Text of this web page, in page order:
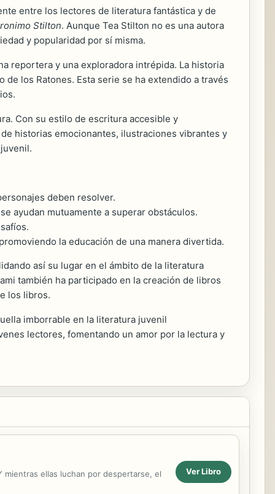
entre los lectores de literatura fantástica y de
Stilton. Aunque Tea Stilton no es una autora
y popularidad por sí misma.
reportera y una exploradora intrépida. La historia
los Ratones. Esta serie se ha extendido a través
Con su estilo de escritura accesible y
historias emocionantes, ilustraciones vibrantes y
deben resolver.
ayudan mutuamente a superar obstáculos.
la educación de una manera divertida.
así su lugar en el ámbito de la literatura
también ha participado en la creación de libros
los libros.
imborrable en la literatura juvenil
lectores, fomentando un amor por la lectura y
mientras ellas luchan por despertarse, el Ver Libro